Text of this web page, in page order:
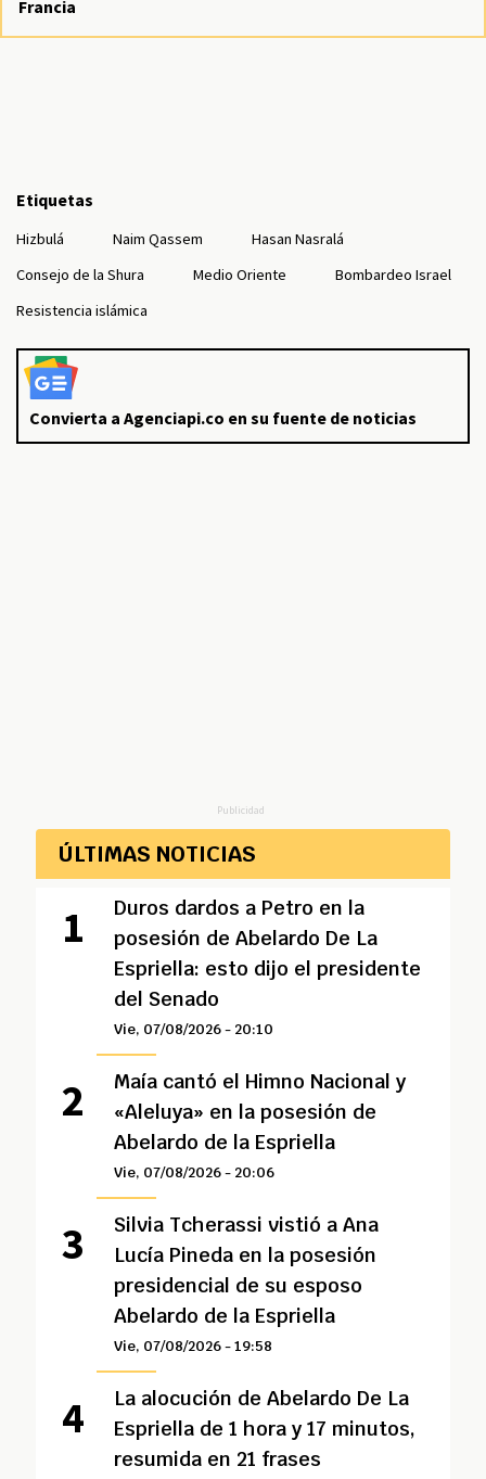
Francia
Etiquetas
Hizbulá Naim Qassem
Hasan Nasralá
Consejo de la Shura
Medio Oriente
Bombardeo Israel
Resistencia islámica
Convierta a Agenciapi.co en su fuente de noticias
Publicidad
ÚLTIMAS NOTICIAS
Duros dardos a Petro en la
posesión de Abelardo De La
Espriella: esto dijo el presidente
del Senado
Vie, 07/08/2026 - 20:10
Maía cantó el Himno Nacional y
«Aleluya» en la posesión de
Abelardo de la Espriella
Vie, 07/08/2026 - 20:06
Silvia Tcherassi vistió a Ana
Lucía Pineda en la posesión
presidencial de su esposo
Abelardo de la Espriella
Vie, 07/08/2026 - 19:58
La alocución de Abelardo De La
Espriella de 1 hora y 17 minutos,
resumida en 21 frases